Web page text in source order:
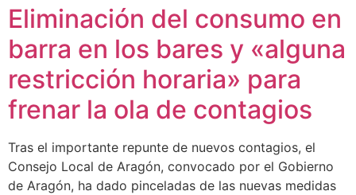
Eliminación del consumo en
barra en los bares y «alguna
restricción horaria» para
frenar la ola de contagios
Tras el importante repunte de nuevos contagios, el
Consejo Local de Aragón, convocado por el Gobierno
de Aragón, ha dado pinceladas de las nuevas medidas